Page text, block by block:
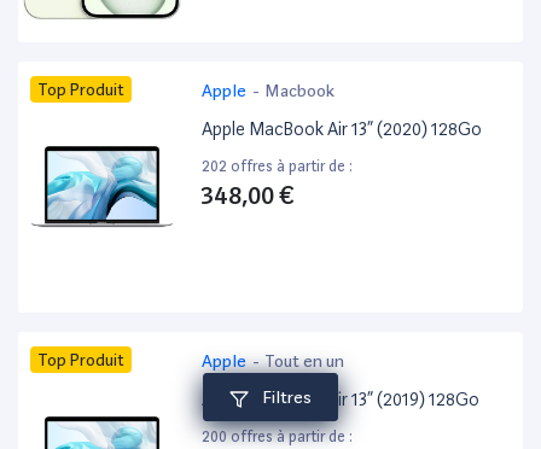
Filtres
Top Produit Apple - Macbook
Apple MacBook Air 13” (2020) 128Go
202 offres à partir de :
348,00 €
Top Produit Apple- Tout en un
Apple MacBook Air 13” (2019) 128Go
200 offres à partir de :